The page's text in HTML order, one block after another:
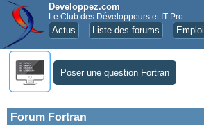
Developpez.com
Le Club des Développeurs et IT Pro
Actus Liste des forums Emploi
Poser une question Fortran
Forum Fortran